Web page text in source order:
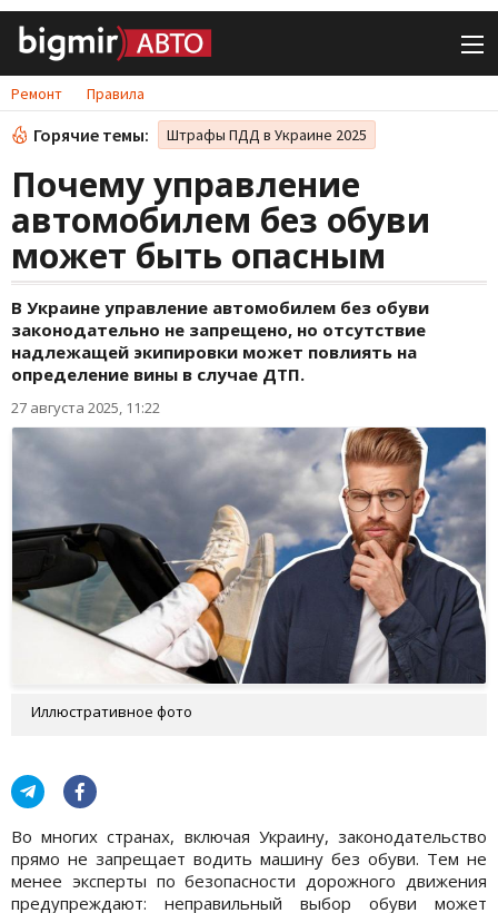
Ремонт Правила
Горячие темы: Штрафы ПДД в Украине 2025
Почему управление
автомобилем без обуви
может быть опасным
В Украине управление автомобилем без обуви
законодательно не запрещено, но отсутствие
надлежащей экипировки может повлиять на
определение вины в случае ДТП.
27 августа 2025, 11:22
Иллюстративное фото
Во многих странах, включая Украину, законодательство
прямо не запрещает водить машину без обуви. Тем не
менее эксперты по безопасности дорожного движения
предупреждают: неправильный выбор обуви может